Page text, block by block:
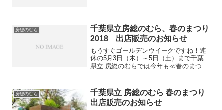
れで新畳（サラ）にした...
房総のむら
千葉県立房総のむら、春のまつり
2018 出店販売のお知らせ
もうすぐゴールデンウイークですね！連
休の5月3日（木）～5日（土）まで千葉
県立 房総のむらでは今年も≪春のまつり
※当店出店は5月3日と4日の2日間です出
店場所：畳の店『...
房総のむら
千葉県立 房総のむら 春のまつり
出店販売のお知らせ